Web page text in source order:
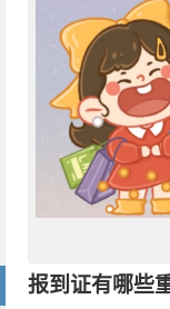
报到证有哪些